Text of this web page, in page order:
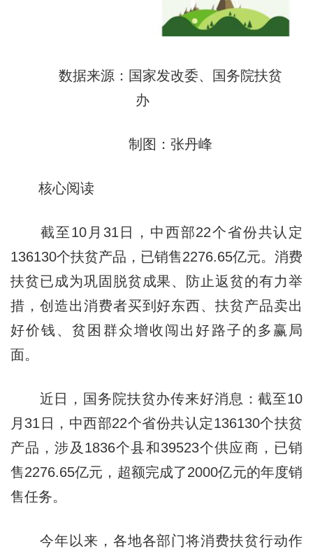
数据来源：国家发改委、国务院扶贫
办
制图：张丹峰
核心阅读
截至10月31日，中西部22个省份共认定
136130个扶贫产品，已销售2276.65亿元。消费
扶贫已成为巩固脱贫成果、防止返贫的有力举
措，创造出消费者买到好东西、扶贫产品卖出
好价钱、贫困群众增收闯出好路子的多赢局
面。
近日，国务院扶贫办传来好消息：截至10
月31日，中西部22个省份共认定136130个扶贫
产品，涉及1836个县和39523个供应商，已销
售2276.65亿元，超额完成了2000亿元的年度销
售任务。
今年以来，各地各部门将消费扶贫行动作